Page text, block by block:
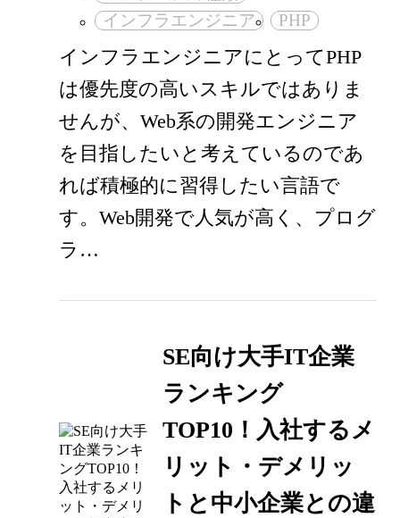
インフラエンジニア
PHP
インフラエンジニアにとってPHP
は優先度の高いスキルではありま
せんが、Web系の開発エンジニア
を目指したいと考えているのであ
れば積極的に習得したい言語で
す。Web開発で人気が高く、プログ
ラ…
SE向け大手IT企業
ランキング
TOP10！入社するメ
リット・デメリッ
トと中小企業との違